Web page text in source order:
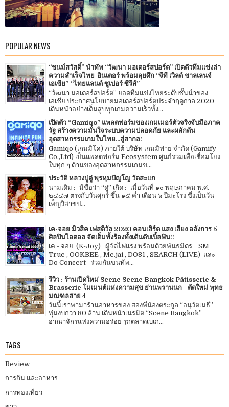
POPULAR NEWS
“ชนม์สวัสดิ์” นำทัพ “วัฒนา มอเตอร์สปอร์ต” เปิดตัวทีมแข่งล่า
ความสำเร็จไทย-อินเตอร์ พร้อมลุยศึก “จีที เวิลด์ ชาลเลนจ์
เอเชีย”-“ไทยแลนด์ ซูเปอร์ ซีรีส์”
“วัฒนา มอเตอร์สปอร์ต” ยอดทีมแข่งไทยระดับชั้นนำของ
เอเชีย ประกาศนโยบายมอเตอร์สปอร์ตประจำฤดูกาล 2020
เดินหน้าอย่างเต็มสูบทุกเกมความเร็วทั้ง...
เปิดตัว “Gamiqo” แพลตฟอร์มของเกมเมอร์ตัวจริงจับมือภาค
รัฐ สร้างความมั่นใจระบบความปลอดภัย และผลักดัน
อุตสาหกรรมเกมในไทย...สู่สากล!
Gamiqo (เกมมิโค่) ภายใต้ บริษัท เกมมิฟาย จำกัด (Gamify
Co.,Ltd) เป็นแพลตฟอร์ม Ecosystem ศูนย์รวมเพื่อเชื่อมโยง
ในทุก ๆ ด้านของอุตสาหกรรมเกมข...
ประวัติ หลวงปู่ดู่ พฺรหฺมปัญโญ วัดสะแก
นามเดิม :- มีชื่อว่า “ดู่” เกิด :- เมื่อวันที่ ๑๐ พฤษภาคม พ.ศ.
๒๔๔๗ ตรงกับวันศุกร์ ขึ้น ๑๕ ค่ำ เดือน ๖ ปีมะโรง ซึ่งเป็นวัน
เพ็ญวิสาขป...
เค-จอย มิวสิค เฟสติวัล 2020 คอนเสิร์ต แสง เสียง อลังการ 5
ศิลปินไอดอล จัดเต็มทั้งร้องทั้งเต้นดับเบิ้ลฟิน!!
เค - จอย (K-Joy) ผู้จัดไฟแรง พร้อมด้วยพันธมิตร SM
True , OOKBEE , Me.jai , DO81 , SEARCH (LIVE) และ
Do Concert ร่วมกันขนทัพ...
รีวิว : ร้านเปิดใหม่ Scene Scene Bangkok Pâtisserie &
Brasserie โมเมนต์แห่งความสุข ย่านพรานนก - ตัดใหม่ พุทธ
มณฑลสาย 4
วันนี้เราพามาร้านอาหารของ สองพี่น้องตระกูล “อนุวัตเมธี”
ทุ่มงบกว่า 80 ล้าน เดินหน้าเนรมิต “Scene Bangkok”
อาณาจักรแห่งความอร่อย รุกตลาดเบเก...
TAGS
Review
การกิน และอาหาร
การท่องเที่ยว